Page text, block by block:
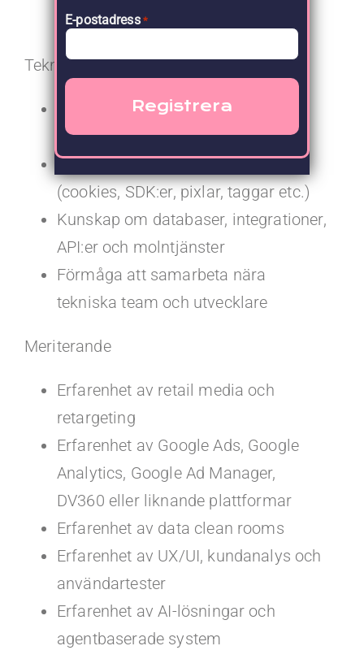
personuppgiftsansvar
Teknisk förståelse
Erfarenhet av digitala plattformar
såsom webb, app och e-handel
Förståelse för tracking/spårning
(cookies, SDK:er, pixlar, taggar etc.)
Kunskap om databaser, integrationer,
API:er och molntjänster
Förmåga att samarbeta nära
tekniska team och utvecklare
Meriterande
Erfarenhet av retail media och
retargeting
Erfarenhet av Google Ads, Google
Analytics, Google Ad Manager,
DV360 eller liknande plattformar
Erfarenhet av data clean rooms
Erfarenhet av UX/UI, kundanalys och
användartester
Erfarenhet av AI-lösningar och
agentbaserade system
E-postadress *